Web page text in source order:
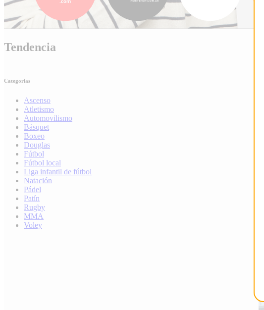
Tendencia
Categorias
Ascenso
Atletismo
Automovilismo
Básquet
Boxeo
Douglas
Fútbol
Fútbol local
Liga infantil de fútbol
Natación
Pádel
Patín
Rugby
MMA
Voley